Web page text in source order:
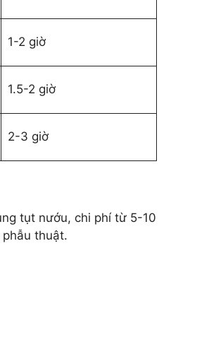
1-2 giờ
1.5-2 giờ
2-3 giờ
tụt nướu, chi phí từ 5-10
thuật.